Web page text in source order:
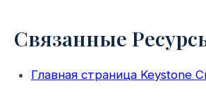
Связанные
Главная страница Keystone